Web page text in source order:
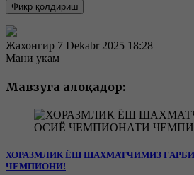
Фикр қолдириш
Жахонгир 7 Dekabr 2025 18:28
Мани укам
Мавзуга алоқадор:
ХОРАЗМЛИК ЁШ ШАХМАТЧИМИЗ
ЧЕМПИОНИ!